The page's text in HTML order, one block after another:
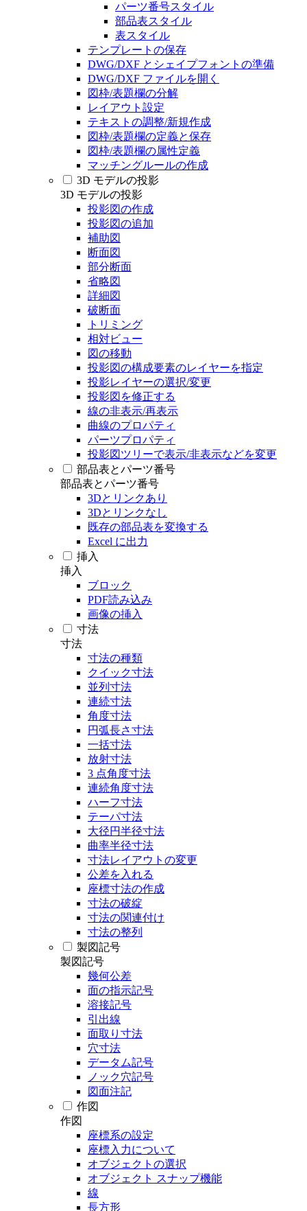
パーツ番号スタイル
部品表スタイル
表スタイル
テンプレートの保存
DWG/DXF とシェイプフォントの準備
DWG/DXF ファイルを開く
図枠/表題欄の分解
レイアウト設定
テキストの調整/新規作成
図枠/表題欄の定義と保存
図枠/表題欄の属性定義
マッチングルールの作成
3D モデルの投影
3D モデルの投影
投影図の作成
投影図の追加
補助図
断面図
部分断面
省略図
詳細図
破断面
トリミング
相対ビュー
図の移動
投影図の構成要素のレイヤーを指定
投影レイヤーの選択/変更
投影図を修正する
線の非表示/再表示
曲線のプロパティ
パーツプロパティ
投影図ツリーで表示/非表示などを変更
部品表とパーツ番号
部品表とパーツ番号
3Dとリンクあり
3Dとリンクなし
既存の部品表を変換する
Excel に出力
挿入
挿入
ブロック
PDF読み込み
画像の挿入
寸法
寸法
寸法の種類
クイック寸法
並列寸法
連続寸法
角度寸法
円弧長さ寸法
一括寸法
放射寸法
3 点角度寸法
連続角度寸法
ハーフ寸法
テーパ寸法
大径円半径寸法
曲率半径寸法
寸法レイアウトの変更
公差を入れる
座標寸法の作成
寸法の破綻
寸法の関連付け
寸法の整列
製図記号
製図記号
幾何公差
面の指示記号
溶接記号
引出線
面取り寸法
穴寸法
データム記号
ノック穴記号
図面注記
作図
作図
座標系の設定
座標入力について
オブジェクトの選択
オブジェクト スナップ機能
線
長方形